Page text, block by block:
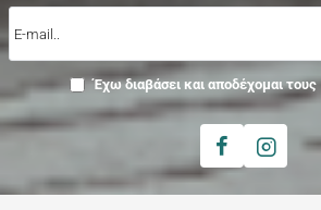
mail..
Έχω διαβάσει και αποδέχομαι τους